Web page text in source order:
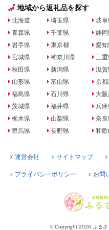
地域から返礼品を探す
北海道
青森県
岩手県
宮城県
秋田県
山形県
福島県
茨城県
栃木県
群馬県
埼玉県
千葉県
東京都
神奈川県
新潟県
富山県
石川県
福井県
山梨県
長野県
岐阜
静岡
愛知
三重
滋賀
京都
大
兵庫
奈良
和歌
運営会社 サイトマップ
プライバシーポリシー お問
© Copyright 2026 ふるさ